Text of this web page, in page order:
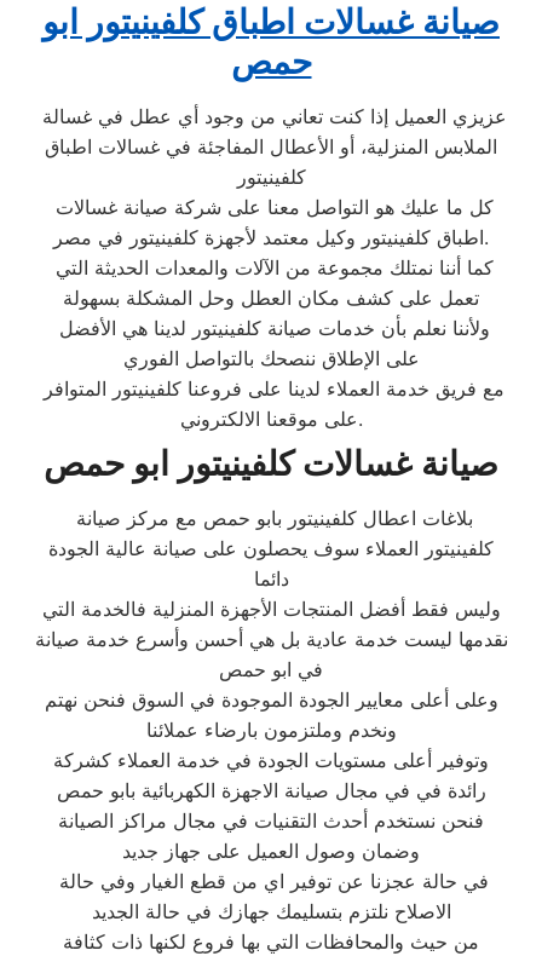
صيانة غسالات اطباق كلفينيتور ابو
حمص
الملابس المنزلية، أو الأعطال المفاجئة في غسالات اطباق
كلفينيتور
اطباق كلفينيتور وكيل معتمد لأجهزة كلفينيتور في مصر.
تعمل على كشف مكان العطل وحل المشكلة بسهولة
على الإطلاق ننصحك بالتواصل الفوري
على موقعنا الالكتروني.
صيانة غسالات كلفينيتور ابو حمص
كلفينيتور العملاء سوف يحصلون على صيانة عالية الجودة
دائما
وليس فقط أفضل المنتجات الأجهزة المنزلية فالخدمة التي
نقدمها ليست خدمة عادية بل هي أحسن وأسرع خدمة صيانة
في ابو حمص
وعلى أعلى معايير الجودة الموجودة في السوق فنحن نهتم
ونخدم وملتزمون بارضاء عملائنا
وتوفير أعلى مستويات الجودة في خدمة العملاء كشركة
رائدة في في مجال صيانة الاجهزة الكهربائية بابو حمص
فنحن نستخدم أحدث التقنيات في مجال مراكز الصيانة
وضمان وصول العميل على جهاز جديد
الاصلاح نلتزم بتسليمك جهازك في حالة الجديد
من حيث والمحافظات التي بها فروع لكنها ذات كثافة